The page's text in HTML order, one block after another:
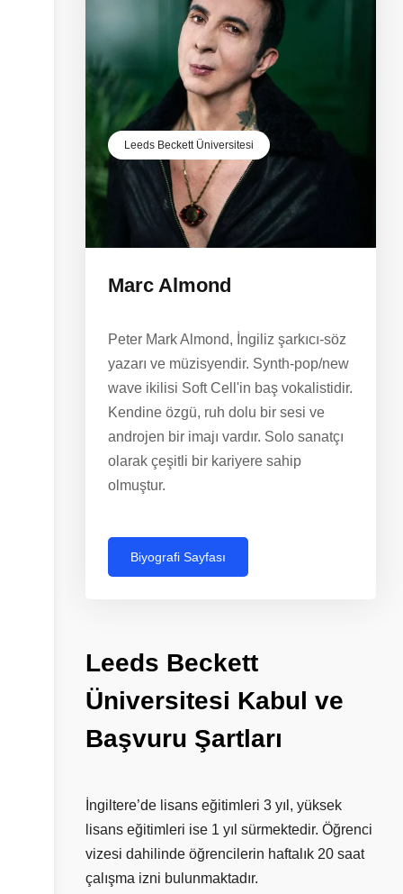
Leeds Beckett Üniversitesi
Marc Almond
Peter Mark Almond, İngiliz şarkıcı-söz
yazarı ve müzisyendir. Synth-pop/new
wave ikilisi Soft Cell'in baş vokalistidir.
Kendine özgü, ruh dolu bir sesi ve
androjen bir imajı vardır. Solo sanatçı
olarak çeşitli bir kariyere sahip
olmuştur.
Biyografi Sayfası
Leeds Beckett
Üniversitesi Kabul ve
Başvuru Şartları
İngiltere’de lisans eğitimleri 3 yıl, yüksek
lisans eğitimleri ise 1 yıl sürmektedir. Öğrenci
vizesi dahilinde öğrencilerin haftalık 20 saat
çalışma izni bulunmaktadır.